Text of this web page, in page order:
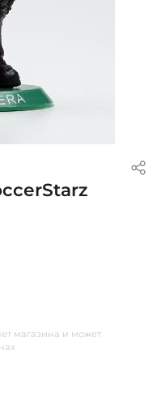
магазина и может